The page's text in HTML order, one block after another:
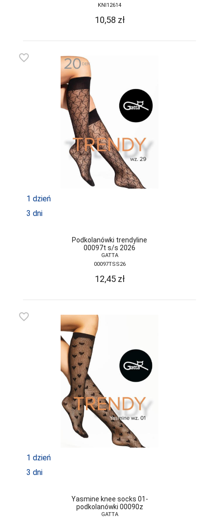
KNI12614
10,58 zł
favorite_border
1 dzień
3 dni
Podkolanówki trendyline
00097t s/s 2026
GATTA
00097TSS26
12,45 zł
favorite_border
1 dzień
3 dni
Yasmine knee socks 01-
podkolanówki 00090z
GATTA